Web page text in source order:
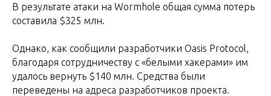
В результате атаки на Wormhole общая сумма потерь
составила $325 млн.
Однако, как сообщили разработчики Oasis Protocol,
благодаря сотрудничеству с «белыми хакерами» им
удалось вернуть $140 млн. Средства были
переведены на адреса разработчиков проекта.